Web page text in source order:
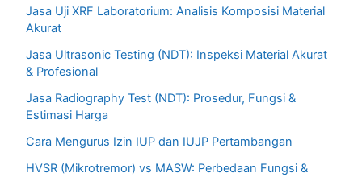
Jasa Uji XRF Laboratorium: Analisis Komposisi Material
Akurat
Jasa Ultrasonic Testing (NDT): Inspeksi Material Akurat
& Profesional
Jasa Radiography Test (NDT): Prosedur, Fungsi &
Estimasi Harga
Cara Mengurus Izin IUP dan IUJP Pertambangan
HVSR (Mikrotremor) vs MASW: Perbedaan Fungsi &